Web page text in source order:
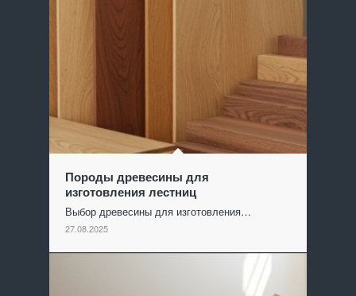
Породы древесины для
изготовления лестниц
Выбор древесины для изготовления…
27.08.2025